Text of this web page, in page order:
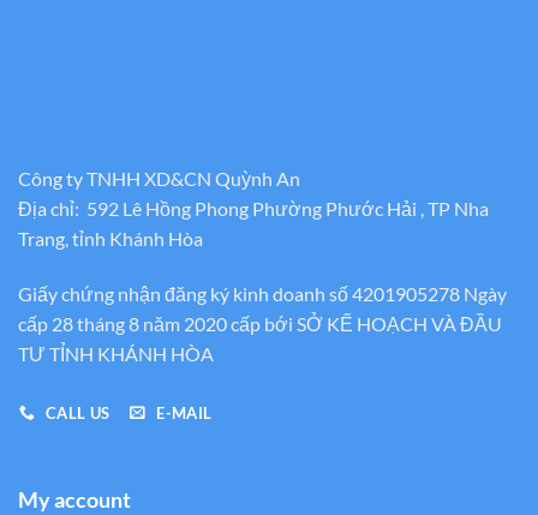
Công ty TNHH XD&CN Quỳnh An
Địa chỉ: 592 Lê Hồng Phong Phường Phước Hải , TP Nha
Trang, tỉnh Khánh Hòa
Giấy chứng nhận đăng ký kinh doanh số 4201905278 Ngày
cấp 28 tháng 8 năm 2020 cấp bới SỞ KẾ HOẠCH VÀ ĐẦU
TƯ TỈNH KHÁNH HÒA
CALL US E-MAIL
My account